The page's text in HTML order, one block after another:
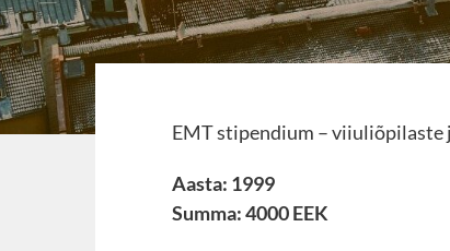
EMT stipendium – viiuliõpilaste
Aasta: 1999
Summa: 4000 EEK